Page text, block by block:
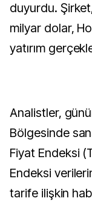
duyurdu.
milyar dolar,
yatırım
Analistler,
Bölgesinde
Fiyat Endeksi
Endeksi
tarife ilişkin